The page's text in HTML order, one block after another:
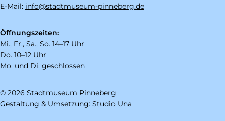
© 2026 Stadtmuseum Pinneberg
Gestaltung & Umsetzung: Studio Una
E-Mail: info@stadtmuseum-pinneberg.de
Öffnungszeiten:
Mi., Fr., Sa., So. 14–17 Uhr
Do. 10–12 Uhr
Mo. und Di. geschlossen